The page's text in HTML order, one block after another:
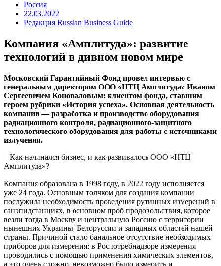
Россия
22.03.2022
Редакция Russian Business Guide
Компания «Амплитуда»: развитие
технологий в дивном новом мире
Московский Гарантийный Фонд провел интервью с
генеральным директором ООО «НТЦ Амплитуда» Иваном
Сергеевичем Коноваловым: клиентом фонда, ставшим
героем рубрики «История успеха». Основная деятельность
компании — разработка и производство оборудования
радиационного контроля, радиационного-защитного
технологического оборудования для работы с источниками
излучения.
– Как начинался бизнес, и как развивалось ООО «НТЦ
Амплитуда»?
Компания образована в 1998 году, в 2022 году исполняется
уже 24 года. Основным толчком для создания компании
послужила необходимость проведения рутинных измерений в
санэпидстанциях, в основном проб продовольствия, которое
везли тогда в Москву и центральную Россию с территории
нынешних Украины, Белоруссии и западных областей нашей
страны. Причиной стало банальное отсутствие необходимых
приборов для измерения: в Роспотребнадзоре измерения
проводились с помощью применения химических элементов,
а это очень сложно, невозможно было измерить и